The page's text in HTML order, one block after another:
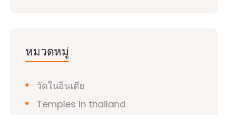
หมวดหมู่
วัดในอินเดีย
Temples in thailand